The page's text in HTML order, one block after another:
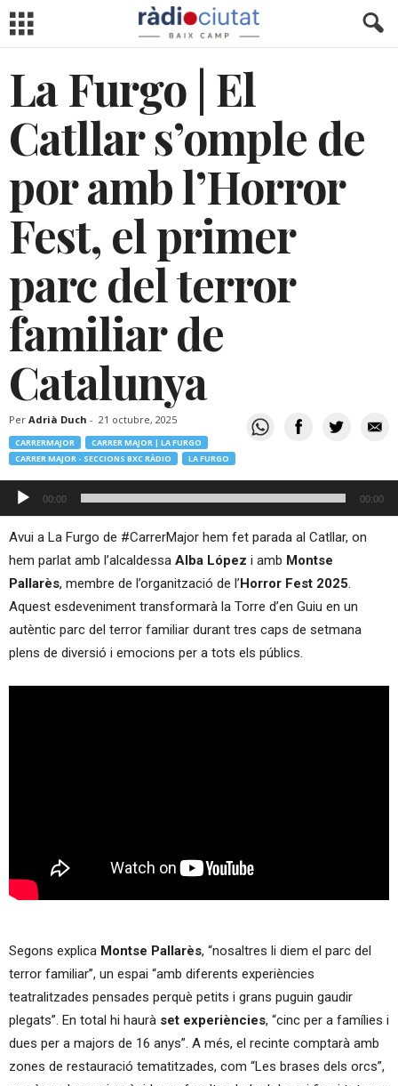
La Furgo | El
Catllar s’omple de
por amb l’Horror
Fest, el primer
parc del terror
familiar de
Catalunya
Per Adrià Duch - 21 octubre, 2025
CARRERMAJOR
CARRER MAJOR | LA FURGO
CARRER MAJOR - SECCIONS BXC RÀDIO
LA FURGO
Reproductor
d'àudio
00:00 00:00
Avui a La Furgo de #CarrerMajor hem fet parada al Catllar, on
hem parlat amb l’alcaldessa Alba López i amb Montse
Pallarès, membre de l’organització de l’Horror Fest 2025.
Aquest esdeveniment transformarà la Torre d’en Guiu en un
autèntic parc del terror familiar durant tres caps de setmana
plens de diversió i emocions per a tots els públics.
Segons explica Montse Pallarès, “nosaltres li diem el parc del
terror familiar”, un espai “amb diferents experiències
teatralitzades pensades perquè petits i grans puguin gaudir
plegats”. En total hi haurà set experiències, “cinc per a famílies i
dues per a majors de 16 anys”. A més, el recinte comptarà amb
zones de restauració tematitzades, com “Les brases dels orcs”,